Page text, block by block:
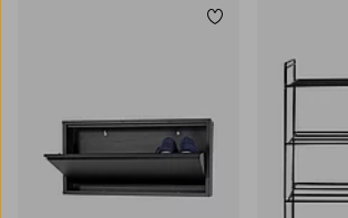
Lägg till i favoriter